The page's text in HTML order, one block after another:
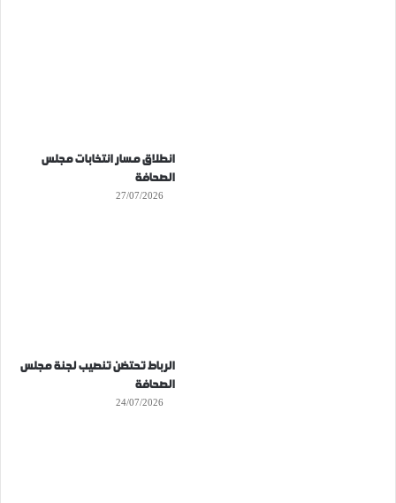
انطلاق مسار انتخابات مجلس
الصحافة
27/07/2026
الرباط تحتضن تنصيب لجنة مجلس
الصحافة
24/07/2026